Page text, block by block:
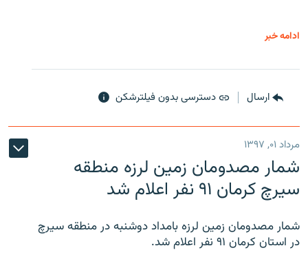
ادامه خبر
ارسال دسترسی بدون فیلترشکن
مرداد ۰۱, ۱۳۹۷
شمار مصدومان زمین لرزه منطقه
سیرچ کرمان ۹۱ نفر اعلام شد
شمار مصدومان زمین لرزه بامداد دوشنبه در منطقه سیرچ
در استان کرمان ۹۱ نفر اعلام شد.